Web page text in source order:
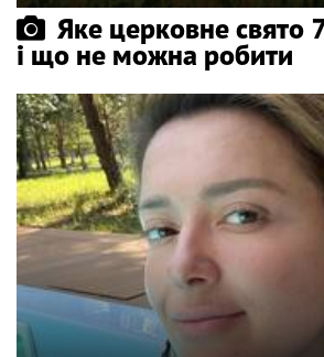
Яке церковне свято
і що не можна робити